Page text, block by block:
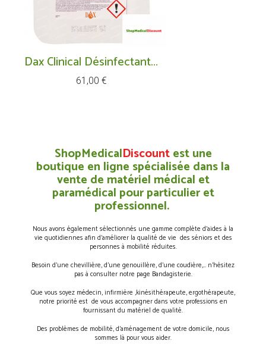
Dax Clinical Désinfectant...
Prix
61,00 €
ShopMedicalDiscountest une
boutique en ligne spécialisée dans la
vente de matériel médical et
paramédical pour particulier et
professionnel.
Nous avons également sélectionnés une gamme complète d’aides à la
vie quotidiennes afin d’améliorer la qualité de vie des séniors et des
personnes à mobilité réduites.
Besoin d’une chevillière, d’une genouillère, d’une coudière,… n’hésitez
pas à consulter notre page Bandagisterie.
Que vous soyez médecin, infirmière ,kinésithérapeute, ergothérapeute,
notre priorité est de vous accompagner dans votre professions en
fournissant du matériel de qualité.
Des problèmes de mobilité, d’aménagement de votre domicile, nous
sommes là pour vous aider.